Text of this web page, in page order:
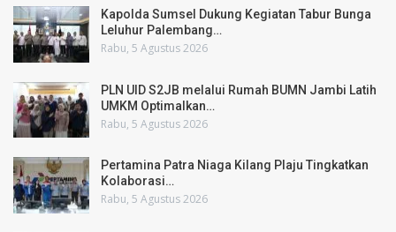
Kapolda Sumsel Dukung Kegiatan Tabur Bunga
Leluhur Palembang…
Rabu, 5 Agustus 2026
PLN UID S2JB melalui Rumah BUMN Jambi Latih
UMKM Optimalkan…
Rabu, 5 Agustus 2026
Pertamina Patra Niaga Kilang Plaju Tingkatkan
Kolaborasi…
Rabu, 5 Agustus 2026